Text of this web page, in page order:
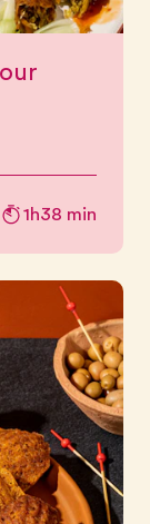
1h38 min